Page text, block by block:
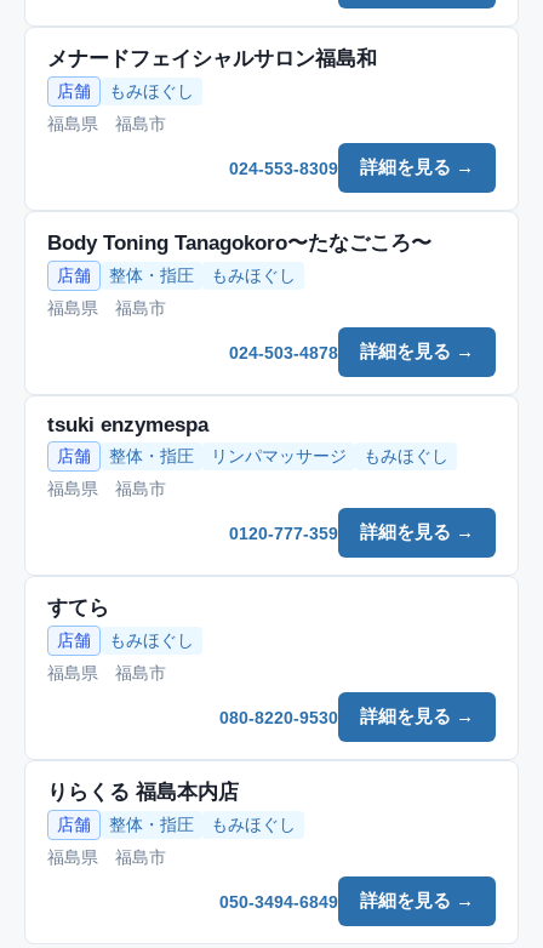
メナードフェイシャルサロン福島和
店舗
もみほぐし
福島県 福島市
詳細を見る →
024-553-8309
Body Toning Tanagokoro〜たなごころ〜
店舗 整体・指圧
もみほぐし
福島県 福島市
詳細を見る →
024-503-4878
tsuki enzymespa
店舗 整体・指圧 リンパマッサージ
もみほぐし
福島県 福島市
詳細を見る →
0120-777-359
すてら
店舗
もみほぐし
福島県 福島市
詳細を見る →
080-8220-9530
りらくる 福島本内店
店舗 整体・指圧
もみほぐし
福島県 福島市
詳細を見る →
050-3494-6849